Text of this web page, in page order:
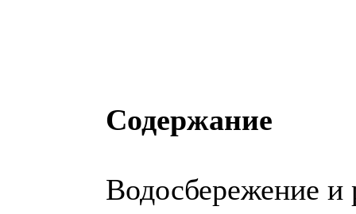
Содержание
Водосбережение и